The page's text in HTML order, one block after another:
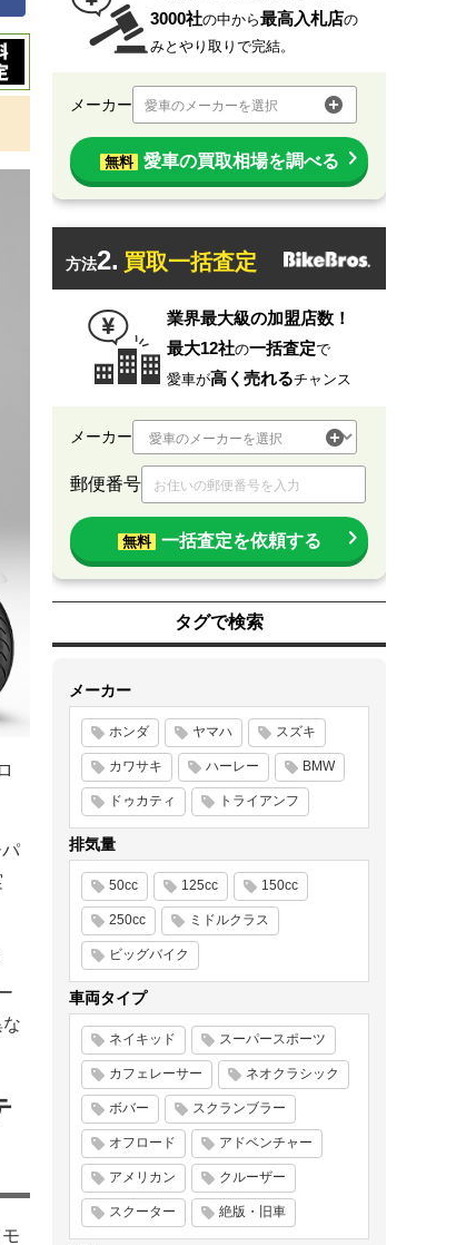
3000社の中から最高入札店の
みとやり取りで完結。
メーカー 愛車のメーカーを選択
無料 愛車の買取相場を調べる
方法2. 買取一括査定
業界最大級の加盟店数！
最大12社の一括査定で
愛車が高く売れるチャンス
メーカー
郵便番号
無料 一括査定を依頼する
タグで検索
メーカー
ホンダ ヤマハ スズキ
カワサキ ハーレー BMW
ドゥカティ トライアンフ
排気量
50cc 125cc 150cc
250cc ミドルクラス
ビッグバイク
車両タイプ
ネイキッド スーパースポーツ
カフェレーサー ネオクラシック
ボバー スクランブラー
オフロード アドベンチャー
アメリカン クルーザー
スクーター 絶版・旧車